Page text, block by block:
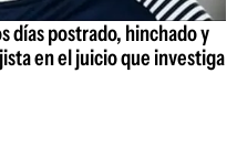
días postrado, hinchado y
en el juicio que investiga